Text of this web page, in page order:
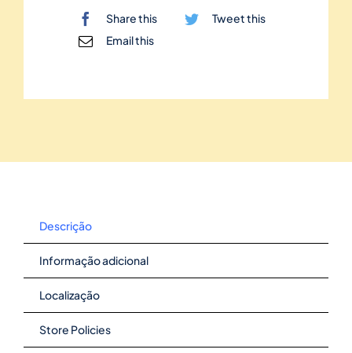
quantidade
Share this
Tweet this
Email this
Descrição
Informação adicional
Localização
Store Policies